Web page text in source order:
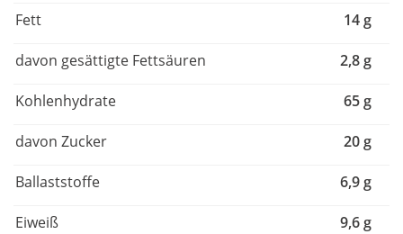
Fett 14 g
davon gesättigte Fettsäuren 2,8 g
Kohlenhydrate 65 g
davon Zucker 20 g
Ballaststoffe 6,9 g
Eiweiß 9,6 g